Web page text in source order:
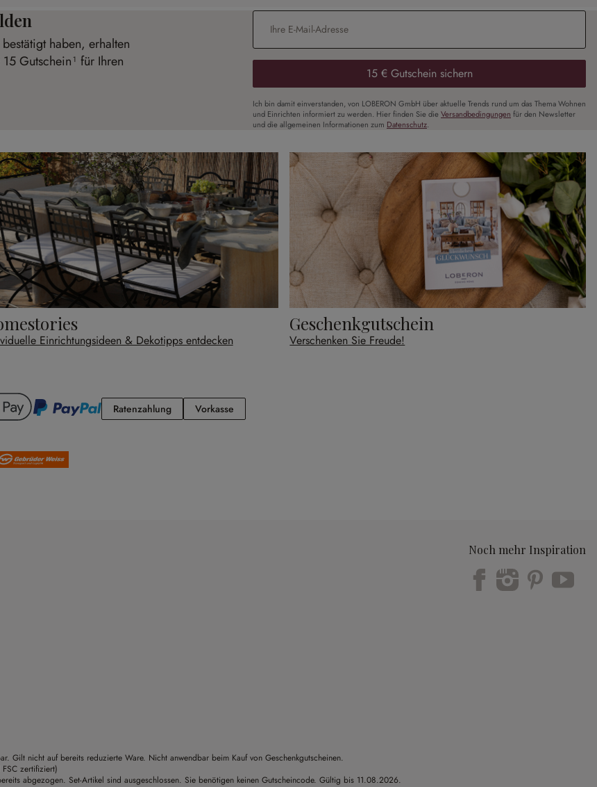
haben, erhalten
Gutschein¹ für Ihren
E-Mail-Adresse
15 € Gutschein sichern
Ich bin damit einverstanden, von LOBERON GmbH über aktuelle Trends rund um das Thema Wohnen
und Einrichten informiert zu werden. Hier finden Sie die Versandbedingungen für den Newsletter
und die allgemeinen Informationen zum Datenschutz.
Einrichtungsideen & Dekotipps entdecken
Geschenkgutschein
Verschenken Sie Freude!
RatenzahlungRatenzahlung
VorkasseVorkasse
Noch mehr Inspiration
Gilt nicht auf bereits reduzierte Ware. Nicht anwendbar beim Kauf von Geschenkgutscheinen.
zertifiziert)
abgezogen. Set-Artikel sind ausgeschlossen. Sie benötigen keinen Gutscheincode. Gültig bis 11.08.2026.